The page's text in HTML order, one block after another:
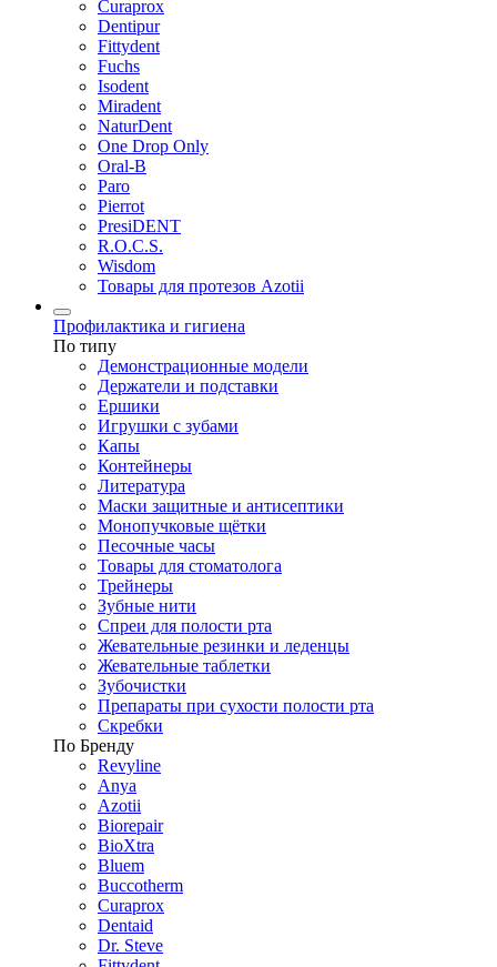
Curaprox
Dentipur
Fittydent
Fuchs
Isodent
Miradent
NaturDent
One Drop Only
Oral-B
Paro
Pierrot
PresiDENT
R.O.C.S.
Wisdom
Товары для протезов Azotii
Профилактика и гигиена
По типу
Демонстрационные модели
Держатели и подставки
Ершики
Игрушки с зубами
Капы
Контейнеры
Литература
Маски защитные и антисептики
Монопучковые щётки
Песочные часы
Товары для стоматолога
Трейнеры
Зубные нити
Спреи для полости рта
Жевательные резинки и леденцы
Жевательные таблетки
Зубочистки
Препараты при сухости полости рта
Скребки
По Бренду
Revyline
Anya
Azotii
Biorepair
BioXtra
Bluem
Buccotherm
Curaprox
Dentaid
Dr. Steve